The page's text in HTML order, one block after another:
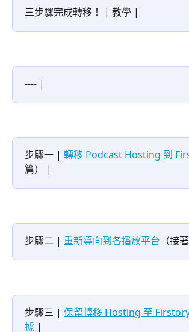
三步驟完成轉移！ | 教學 |
---- |
步驟一 | 轉移 Podcast Hosting 到
篇） |
步驟二 | 重新導向到各播放平台 （接
步驟三 | 保留轉移 Hosting 至
據 |